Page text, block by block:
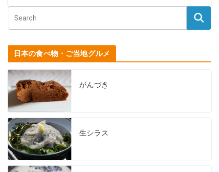
日本の食べ物・ご当地グルメ
がんづき
生シラス